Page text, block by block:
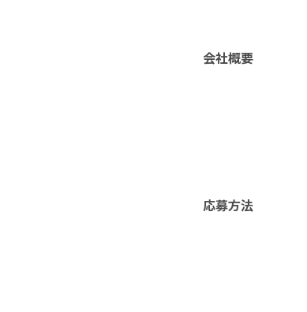
会社概要
応募方法